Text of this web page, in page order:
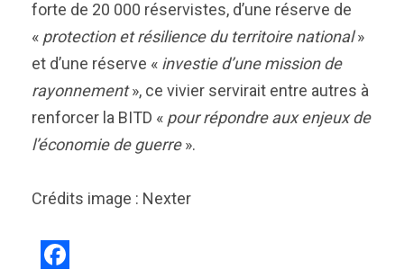
forte de 20 000 réservistes, d’une réserve de
« protection et résilience du territoire national»
et d’une réserve « investie d’une mission de
rayonnement», ce vivier servirait entre autres à
renforcer la BITD « pour répondre aux enjeux de
l’économie de guerre».
Crédits image : Nexter